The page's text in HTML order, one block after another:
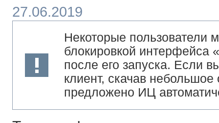
27.06.2019
Некоторые пользователи
блокировкой интерфейса
после его запуска. Если
клиент, скачав
предложено ИЦ